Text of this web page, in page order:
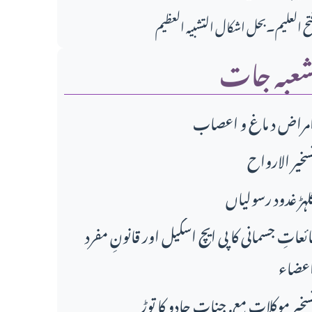
العلیم۔بحل اشکال التشبیہ العظیم
جات
د ماغ و اعصاب
الارواح
غدود رسولیاں
جسمانی کا پی ایچ اسکیل اور قانونِ مفرد
موکلات مع. جنات جادو کا توڑ